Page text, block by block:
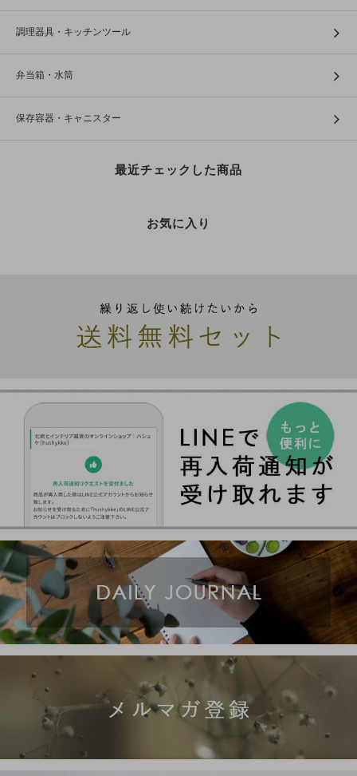
調理器具・キッチンツール
弁当箱・水筒
保存容器・キャニスター
最近チェックした商品
お気に入り